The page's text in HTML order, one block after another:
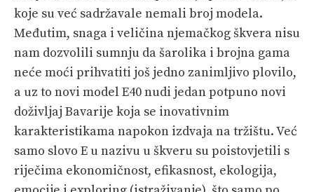
koje su već sadržavale nemali broj modela.
Međutim, snaga i veličina njemačkog škvera nisu
nam dozvolili sumnju da šarolika i brojna gama
neće moći prihvatiti još jedno zanimljivo plovilo,
a uz to novi model E40 nudi jedan potpuno novi
doživljaj Bavarije koja se inovativnim
karakteristikama napokon izdvaja na tržištu. Već
samo slovo E u nazivu u škveru su poistovjetili s
riječima ekonomičnost, efikasnost, ekologija,